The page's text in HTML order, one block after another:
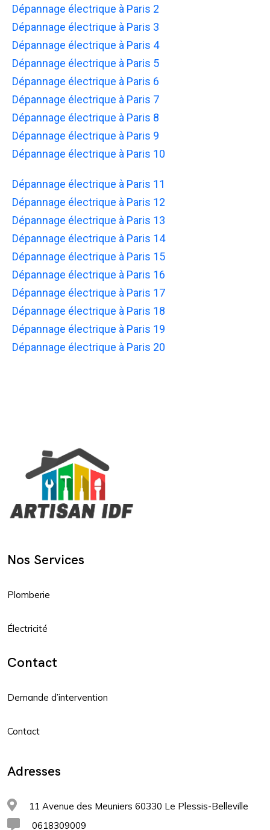
Dépannage électrique à Paris 2
Dépannage électrique à Paris 3
Dépannage électrique à Paris 4
Dépannage électrique à Paris 5
Dépannage électrique à Paris 6
Dépannage électrique à Paris 7
Dépannage électrique à Paris 8
Dépannage électrique à Paris 9
Dépannage électrique à Paris 10
Dépannage électrique à Paris 11
Dépannage électrique à Paris 12
Dépannage électrique à Paris 13
Dépannage électrique à Paris 14
Dépannage électrique à Paris 15
Dépannage électrique à Paris 16
Dépannage électrique à Paris 17
Dépannage électrique à Paris 18
Dépannage électrique à Paris 19
Dépannage électrique à Paris 20
Nos Services
Plomberie
Électricité
Contact
Demande d’intervention
Contact
Adresses
11 Avenue des Meuniers 60330 Le Plessis-Belleville
0618309009